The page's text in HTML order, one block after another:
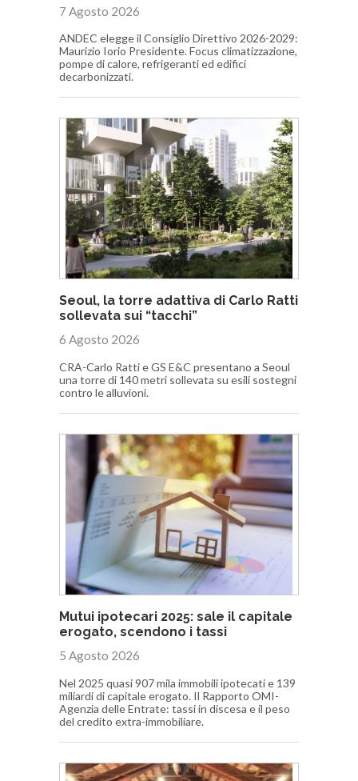
7 Agosto 2026
ANDEC elegge il Consiglio Direttivo 2026-2029:
Maurizio Iorio Presidente. Focus climatizzazione,
pompe di calore, refrigeranti ed edifici
decarbonizzati.
Seoul, la torre adattiva di Carlo Ratti
sollevata sui “tacchi”
6 Agosto 2026
CRA-Carlo Ratti e GS E&C presentano a Seoul
una torre di 140 metri sollevata su esili sostegni
contro le alluvioni.
Mutui ipotecari 2025: sale il capitale
erogato, scendono i tassi
5 Agosto 2026
Nel 2025 quasi 907 mila immobili ipotecati e 139
miliardi di capitale erogato. Il Rapporto OMI-
Agenzia delle Entrate: tassi in discesa e il peso
del credito extra-immobiliare.